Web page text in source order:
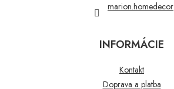
marion.homedecor
INFORMÁCIE
Kontakt
Doprava a platba